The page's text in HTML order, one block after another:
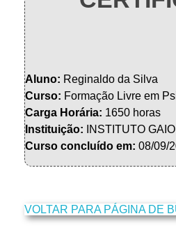
Aluno: Reginaldo da Silva
Curso: Formação Livre em
Carga Horária: 1650 horas
Instituição: INSTITUTO
Curso concluído em: 08/09/
VOLTAR PARA PÁGINA DE